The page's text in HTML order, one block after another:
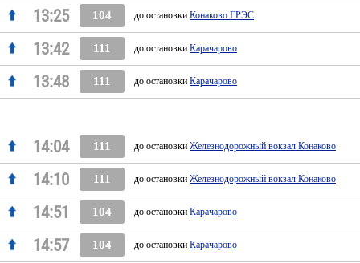
13:25 104 до остановки Конаково ГРЭС
13:42 111 до остановки Карачарово
13:48 111 до остановки Карачарово
14:04 111 до остановки Железнодорожный вокзал Конаково
14:10 111 до остановки Железнодорожный вокзал Конаково
14:51 104 до остановки Карачарово
14:57 104 до остановки Карачарово